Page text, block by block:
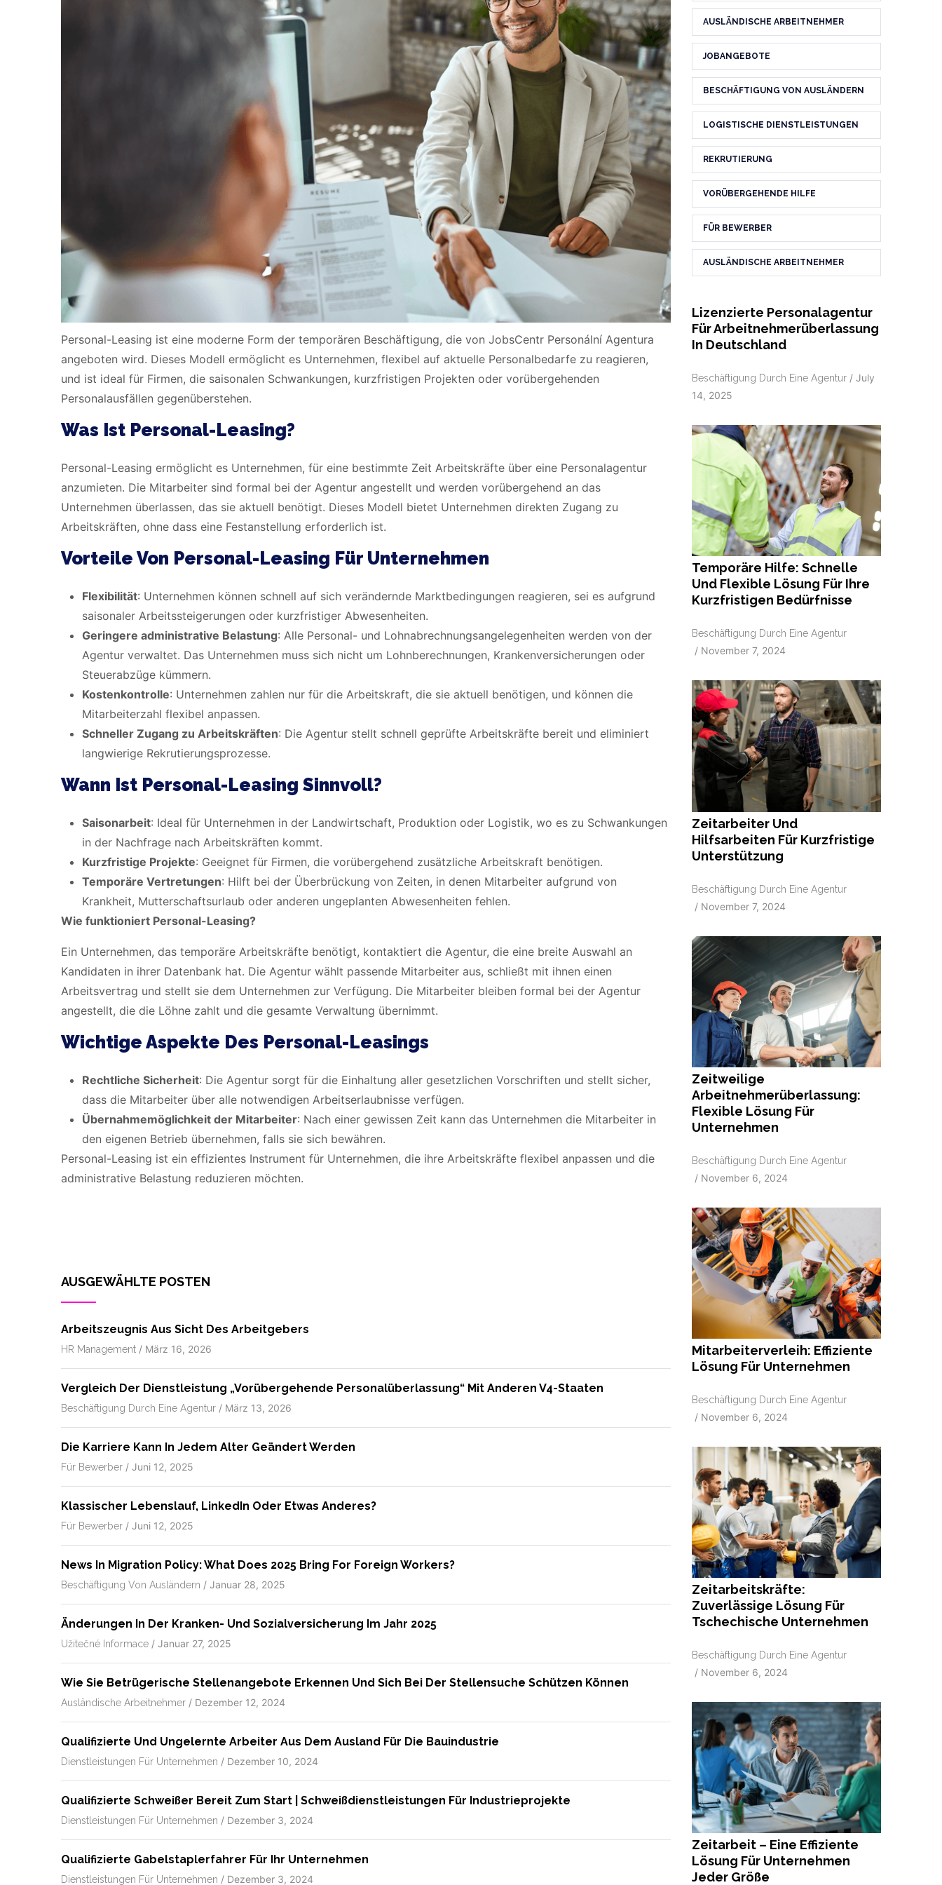
Personal-Leasing ist eine moderne Form der temporären Beschäftigung, die von JobsCentr Personální Agentura
angeboten wird. Dieses Modell ermöglicht es Unternehmen, flexibel auf aktuelle Personalbedarfe zu reagieren,
und ist ideal für Firmen, die saisonalen Schwankungen, kurzfristigen Projekten oder vorübergehenden
Personalausfällen gegenüberstehen.
Was Ist Personal-Leasing?
Personal-Leasing ermöglicht es Unternehmen, für eine bestimmte Zeit Arbeitskräfte über eine Personalagentur
anzumieten. Die Mitarbeiter sind formal bei der Agentur angestellt und werden vorübergehend an das
Unternehmen überlassen, das sie aktuell benötigt. Dieses Modell bietet Unternehmen direkten Zugang zu
Arbeitskräften, ohne dass eine Festanstellung erforderlich ist.
Vorteile Von Personal-Leasing Für Unternehmen
Flexibilität: Unternehmen können schnell auf sich verändernde Marktbedingungen reagieren, sei es aufgrund
saisonaler Arbeitssteigerungen oder kurzfristiger Abwesenheiten.
Geringere administrative Belastung: Alle Personal- und Lohnabrechnungsangelegenheiten werden von der
Agentur verwaltet. Das Unternehmen muss sich nicht um Lohnberechnungen, Krankenversicherungen oder
Steuerabzüge kümmern.
Kostenkontrolle: Unternehmen zahlen nur für die Arbeitskraft, die sie aktuell benötigen, und können die
Mitarbeiterzahl flexibel anpassen.
Schneller Zugang zu Arbeitskräften: Die Agentur stellt schnell geprüfte Arbeitskräfte bereit und eliminiert
langwierige Rekrutierungsprozesse.
Wann Ist Personal-Leasing Sinnvoll?
Saisonarbeit: Ideal für Unternehmen in der Landwirtschaft, Produktion oder Logistik, wo es zu Schwankungen
in der Nachfrage nach Arbeitskräften kommt.
Kurzfristige Projekte: Geeignet für Firmen, die vorübergehend zusätzliche Arbeitskraft benötigen.
Temporäre Vertretungen: Hilft bei der Überbrückung von Zeiten, in denen Mitarbeiter aufgrund von
Krankheit, Mutterschaftsurlaub oder anderen ungeplanten Abwesenheiten fehlen.
Wie funktioniert Personal-Leasing?
Ein Unternehmen, das temporäre Arbeitskräfte benötigt, kontaktiert die Agentur, die eine breite Auswahl an
Kandidaten in ihrer Datenbank hat. Die Agentur wählt passende Mitarbeiter aus, schließt mit ihnen einen
Arbeitsvertrag und stellt sie dem Unternehmen zur Verfügung. Die Mitarbeiter bleiben formal bei der Agentur
angestellt, die die Löhne zahlt und die gesamte Verwaltung übernimmt.
Wichtige Aspekte Des Personal-Leasings
Rechtliche Sicherheit: Die Agentur sorgt für die Einhaltung aller gesetzlichen Vorschriften und stellt sicher,
dass die Mitarbeiter über alle notwendigen Arbeitserlaubnisse verfügen.
Übernahmemöglichkeit der Mitarbeiter: Nach einer gewissen Zeit kann das Unternehmen die Mitarbeiter in
den eigenen Betrieb übernehmen, falls sie sich bewähren.
Personal-Leasing ist ein effizientes Instrument für Unternehmen, die ihre Arbeitskräfte flexibel anpassen und die
administrative Belastung reduzieren möchten.
AUSGEWÄHLTE POSTEN
Arbeitszeugnis Aus Sicht Des Arbeitgebers
HR Management / März 16, 2026
Vergleich Der Dienstleistung „vorübergehende Personalüberlassung“ Mit Anderen V4-Staaten
Beschäftigung Durch Eine Agentur / März 13, 2026
Die Karriere Kann In Jedem Alter Geändert Werden
Für Bewerber / Juni 12, 2025
Klassischer Lebenslauf, LinkedIn Oder Etwas Anderes?
Für Bewerber / Juni 12, 2025
News In Migration Policy: What Does 2025 Bring For Foreign Workers?
Beschäftigung Von Ausländern / Januar 28, 2025
Änderungen In Der Kranken- Und Sozialversicherung Im Jahr 2025
Užitečné Informace / Januar 27, 2025
Wie Sie Betrügerische Stellenangebote Erkennen Und Sich Bei Der Stellensuche Schützen Können
Ausländische Arbeitnehmer / Dezember 12, 2024
Qualifizierte Und Ungelernte Arbeiter Aus Dem Ausland Für Die Bauindustrie
Dienstleistungen Für Unternehmen / Dezember 10, 2024
Qualifizierte Schweißer Bereit Zum Start | Schweißdienstleistungen Für Industrieprojekte
Dienstleistungen Für Unternehmen / Dezember 3, 2024
Qualifizierte Gabelstaplerfahrer Für Ihr Unternehmen
Dienstleistungen Für Unternehmen / Dezember 3, 2024
AUSLÄNDISCHE ARBEITNEHMER
JOBANGEBOTE
BESCHÄFTIGUNG VON AUSLÄNDERN
LOGISTISCHE DIENSTLEISTUNGEN
REKRUTIERUNG
VORÜBERGEHENDE HILFE
FÜR BEWERBER
AUSLÄNDISCHE ARBEITNEHMER
Lizenzierte Personalagentur
Für Arbeitnehmerüberlassung
In Deutschland
Beschäftigung Durch Eine Agentur / July
14, 2025
Temporäre Hilfe: Schnelle
Und Flexible Lösung Für Ihre
Kurzfristigen Bedürfnisse
Beschäftigung Durch Eine Agentur
/ November 7, 2024
Zeitarbeiter Und
Hilfsarbeiten Für Kurzfristige
Unterstützung
Beschäftigung Durch Eine Agentur
/ November 7, 2024
Zeitweilige
Arbeitnehmerüberlassung:
Flexible Lösung Für
Unternehmen
Beschäftigung Durch Eine Agentur
/ November 6, 2024
Mitarbeiterverleih: Effiziente
Lösung Für Unternehmen
Beschäftigung Durch Eine Agentur
/ November 6, 2024
Zeitarbeitskräfte:
Zuverlässige Lösung Für
Tschechische Unternehmen
Beschäftigung Durch Eine Agentur
/ November 6, 2024
Zeitarbeit – Eine Effiziente
Lösung Für Unternehmen
Jeder Größe